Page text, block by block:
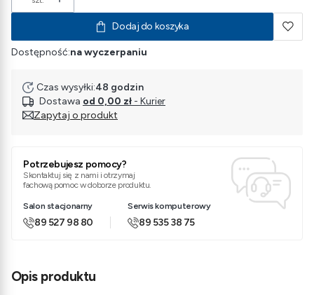
Dodaj do koszyka
Dostępność:na wyczerpaniu
Czas wysyłki:48 godzin
Dostawa od 0,00 zł - Kurier
Zapytaj o produkt
Potrzebujesz pomocy?
Skontaktuj się z nami i otrzymaj
fachową pomoc w doborze produktu.
Salon stacjonarny
89 527 98 80
Serwis komputerowy
89 535 38 75
Opis produktu